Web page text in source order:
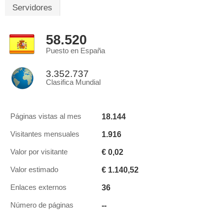
Servidores
58.520
Puesto en España
3.352.737
Clasifica Mundial
Páginas vistas al mes 18.144
Visitantes mensuales 1.916
Valor por visitante € 0,02
Valor estimado € 1.140,52
Enlaces externos 36
Número de páginas --